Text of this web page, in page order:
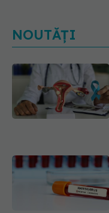
NOUTĂȚI